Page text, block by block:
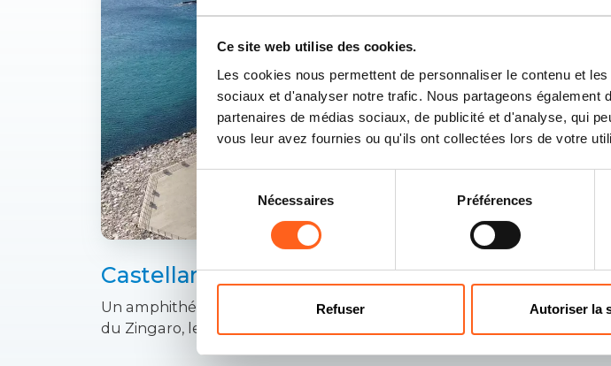
Ce site web utilise des cookies.
Les cookies nous permettent de personnaliser le contenu et
sociaux et d'analyser notre trafic. Nous partageons
partenaires de médias sociaux, de publicité et d'analyse, qui
vous leur avez fournies ou qu'ils ont collectées lors de votre
consentement
Nécessaires Préférences
Refuser Autoriser la
Castellamare Del Golfo
Un amphithéâtre naturel en bord de mer, la réserve
du Zingaro, les Faraglioni (stacks)
Castellammare del
Église
L’église de